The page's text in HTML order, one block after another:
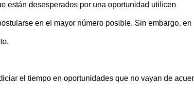
están desesperados por una oportunidad utilicen
en el mayor número posible. Sin embargo, en
el tiempo en oportunidades que no vayan de